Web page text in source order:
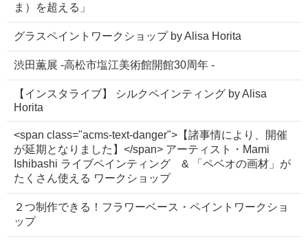
ま）を超える」
グラスペイントワークショップ by Alisa Horita
渋田薫展 -高松市塩江美術館開館30周年 -
【インスタライブ】 シルクペインティング by Alisa
Horita
<span class="acms-text-danger">【諸事情により、開催
が延期となりました】</span> アーティスト・Mami
Ishibashi ライブペインティング & 「ペベオの画材」が
たくさん使える ワークショップ
２つ制作できる！フラワーベース・ペイントワークショ
ップ